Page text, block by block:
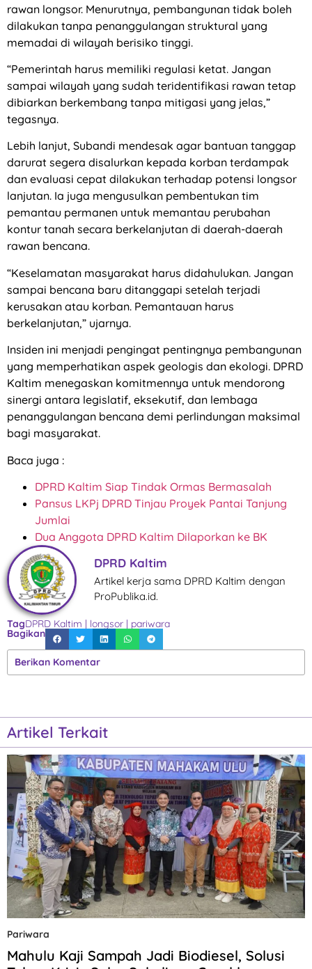
rawan longsor. Menurutnya, pembangunan tidak boleh
dilakukan tanpa penanggulangan struktural yang
memadai di wilayah berisiko tinggi.
“Pemerintah harus memiliki regulasi ketat. Jangan
sampai wilayah yang sudah teridentifikasi rawan tetap
dibiarkan berkembang tanpa mitigasi yang jelas,”
tegasnya.
Lebih lanjut, Subandi mendesak agar bantuan tanggap
darurat segera disalurkan kepada korban terdampak
dan evaluasi cepat dilakukan terhadap potensi longsor
lanjutan. Ia juga mengusulkan pembentukan tim
pemantau permanen untuk memantau perubahan
kontur tanah secara berkelanjutan di daerah-daerah
rawan bencana.
“Keselamatan masyarakat harus didahulukan. Jangan
sampai bencana baru ditanggapi setelah terjadi
kerusakan atau korban. Pemantauan harus
berkelanjutan,” ujarnya.
Insiden ini menjadi pengingat pentingnya pembangunan
yang memperhatikan aspek geologis dan ekologi. DPRD
Kaltim menegaskan komitmennya untuk mendorong
sinergi antara legislatif, eksekutif, dan lembaga
penanggulangan bencana demi perlindungan maksimal
bagi masyarakat.
Baca juga :
DPRD Kaltim Siap Tindak Ormas Bermasalah
Pansus LKPj DPRD Tinjau Proyek Pantai Tanjung
Jumlai
Dua Anggota DPRD Kaltim Dilaporkan ke BK
DPRD Kaltim
Artikel kerja sama DPRD Kaltim dengan
ProPublika.id.
TagDPRD Kaltim | longsor | pariwara
Bagikan
Berikan Komentar
Artikel Terkait
Pariwara
Mahulu Kaji Sampah Jadi Biodiesel, Solusi